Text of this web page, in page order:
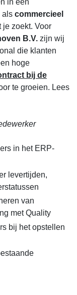
in een
als commercieel
je zoekt. Voor
B.V. zijn wij
die klanten
hoge
bij de
te groeien. Lees
in het ERP-
levertijden,
van
met Quality
bij het opstellen